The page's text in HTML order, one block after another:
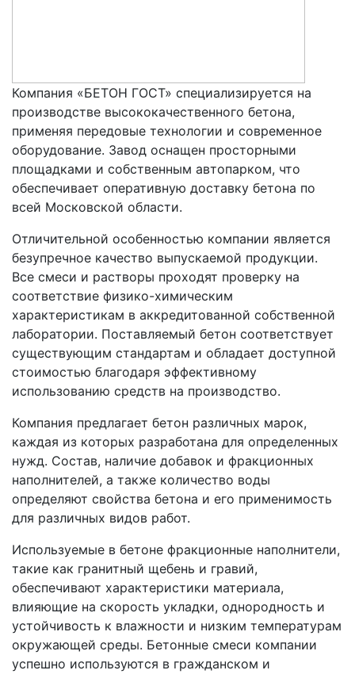
Компания «БЕТОН ГОСТ» специализируется на
производстве высококачественного бетона,
применяя передовые технологии и современное
оборудование. Завод оснащен просторными
площадками и собственным автопарком, что
обеспечивает оперативную доставку бетона по
всей Московской области.
Отличительной особенностью компании является
безупречное качество выпускаемой продукции.
Все смеси и растворы проходят проверку на
соответствие физико-химическим
характеристикам в аккредитованной собственной
лаборатории. Поставляемый бетон соответствует
существующим стандартам и обладает доступной
стоимостью благодаря эффективному
использованию средств на производство.
Компания предлагает бетон различных марок,
каждая из которых разработана для определенных
нужд. Состав, наличие добавок и фракционных
наполнителей, а также количество воды
определяют свойства бетона и его применимость
для различных видов работ.
Используемые в бетоне фракционные наполнители,
такие как гранитный щебень и гравий,
обеспечивают характеристики материала,
влияющие на скорость укладки, однородность и
устойчивость к влажности и низким температурам
окружающей среды. Бетонные смеси компании
успешно используются в гражданском и